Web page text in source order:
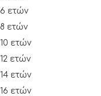
6 ετών
8 ετών
10 ετών
12 ετών
14 ετών
16 ετών